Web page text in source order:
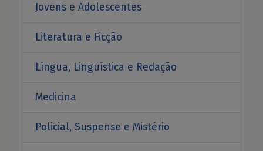
Jovens e Adolescentes
Literatura e Ficção
Língua, Linguística e Redação
Medicina
Policial, Suspense e Mistério